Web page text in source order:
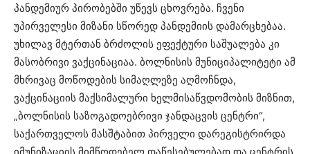
პანდემიურ პირობებში უწევს ცხოვრება. ჩვენი
უპირველესი მიზანი სწორედ პანდემიის დამარცხებაა.
უხილავ მტერთან ბრძოლის ეფექტური საშუალება კი
მასობრივი ვაქცინაციაა. ბოლნისის მუნიციპალიტეტი ამ
მხრივაც მოწოდების სიმაღლეზე აღმოჩნდა,
ვაქცინაციის მაქსიმალური ხელმისაწვდომობის მიზნით,
„ბოლნისის საზოგადოებრივი ჯანდაცვის ცენტრი“,
საქართველოს მასშტაბით პირველი დარეგისტრირდა
იმუნიზაციის მიმწოდებელ დაწესებულებად და ცენტრის